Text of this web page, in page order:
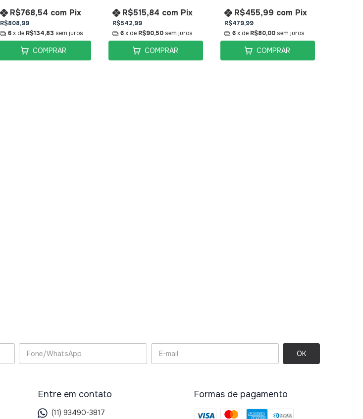
R$808,99
R$768,54 com Pix
6 x de R$134,83 sem juros
COMPRAR
R$542,99
R$515,84 com Pix
6 x de R$90,50 sem juros
COMPRAR
R$479,99
R$455,99 com Pix
6 x de R$80,00 sem juros
COMPRAR
Entre em contato
(11) 93490-3817
Formas de pagamento